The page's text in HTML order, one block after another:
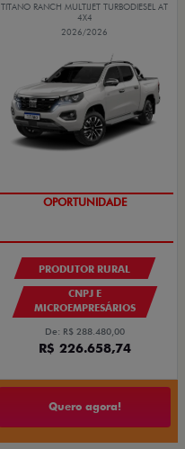
TITANO RANCH MULTIJET TURBODIESEL AT
4X4
2026/2026
PRODUTOR RURAL
CNPJ E
MICROEMPRESÁRIOS
De: R$ 288.480,00
R$ 226.658,74
Quero agora!